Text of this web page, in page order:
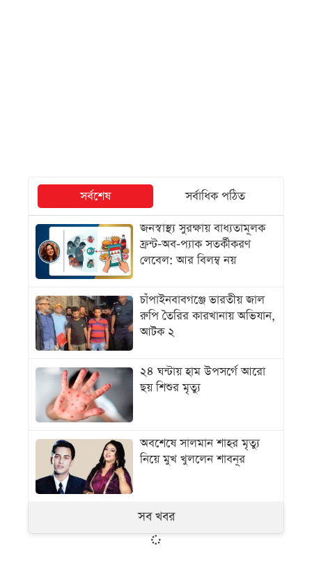
সর্বশেষ
সর্বাধিক পঠিত
জনস্বাস্থ্য সুরক্ষায় বাধ্যতামূলক
ফ্রন্ট-অব-প্যাক সতর্কীকরণ
লেবেল: আর বিলম্ব নয়
চাঁপাইনবাবগঞ্জে ভারতীয় জাল
রুপি তৈরির কারখানায় অভিযান,
আটক ২
২৪ ঘন্টায় হাম উপসর্গে আরো
ছয় শিশুর মৃত্যু
অবশেষে সালমান শাহর মৃত্যু
নিয়ে মুখ খুললেন শাবনূর
সব খবর